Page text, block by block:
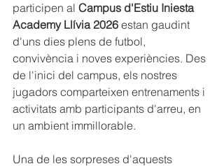
participen al Campus d'Estiu Iniesta
Academy Llívia 2026 estan gaudint
d'uns dies plens de futbol,
convivència i noves experiències. Des
de l'inici del campus, els nostres
jugadors comparteixen entrenaments i
activitats amb participants d'arreu, en
un ambient immillorable.
Una de les sorpreses d'aquests